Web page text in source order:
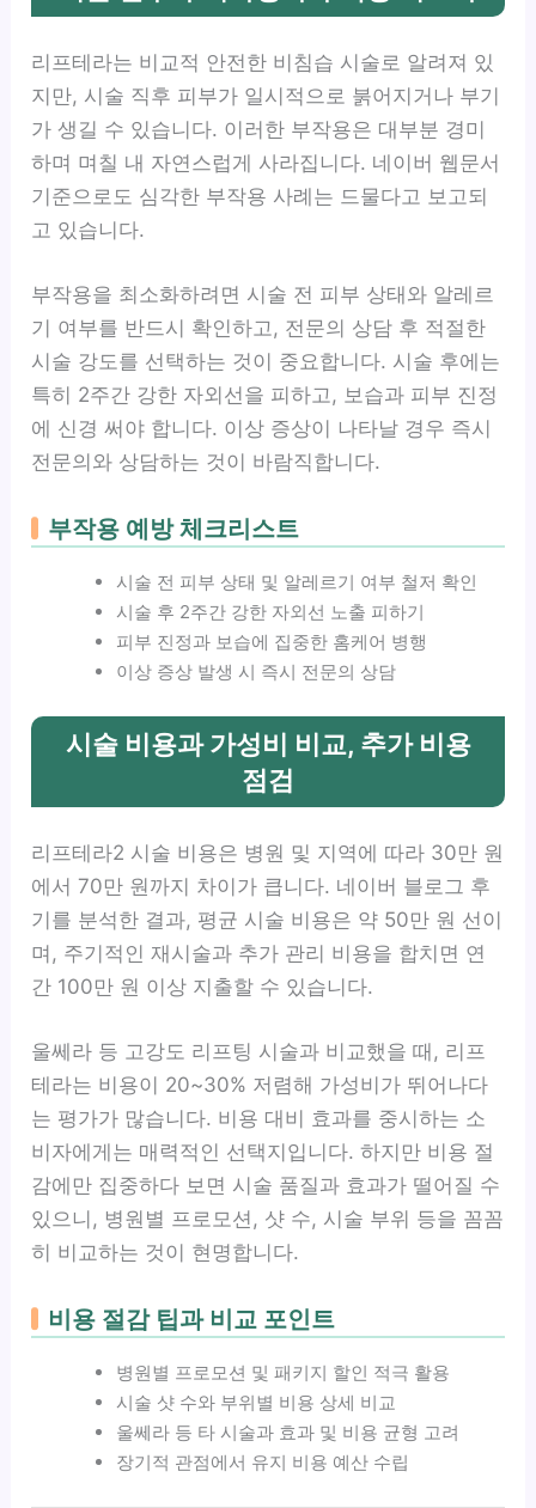
리프테라는 비교적 안전한 비침습 시술로 알려져 있
지만, 시술 직후 피부가 일시적으로 붉어지거나 부기
가 생길 수 있습니다. 이러한 부작용은 대부분 경미
하며 며칠 내 자연스럽게 사라집니다. 네이버 웹문서
기준으로도 심각한 부작용 사례는 드물다고 보고되
고 있습니다.
부작용을 최소화하려면 시술 전 피부 상태와 알레르
기 여부를 반드시 확인하고, 전문의 상담 후 적절한
시술 강도를 선택하는 것이 중요합니다. 시술 후에는
특히 2주간 강한 자외선을 피하고, 보습과 피부 진정
에 신경 써야 합니다. 이상 증상이 나타날 경우 즉시
전문의와 상담하는 것이 바람직합니다.
부작용 예방 체크리스트
시술 전 피부 상태 및 알레르기 여부 철저 확인
시술 후 2주간 강한 자외선 노출 피하기
피부 진정과 보습에 집중한 홈케어 병행
이상 증상 발생 시 즉시 전문의 상담
시술 비용과 가성비 비교, 추가 비용
점검
리프테라2 시술 비용은 병원 및 지역에 따라 30만 원
에서 70만 원까지 차이가 큽니다. 네이버 블로그 후
기를 분석한 결과, 평균 시술 비용은 약 50만 원 선이
며, 주기적인 재시술과 추가 관리 비용을 합치면 연
간 100만 원 이상 지출할 수 있습니다.
울쎄라 등 고강도 리프팅 시술과 비교했을 때, 리프
테라는 비용이 20~30% 저렴해 가성비가 뛰어나다
는 평가가 많습니다. 비용 대비 효과를 중시하는 소
비자에게는 매력적인 선택지입니다. 하지만 비용 절
감에만 집중하다 보면 시술 품질과 효과가 떨어질 수
있으니, 병원별 프로모션, 샷 수, 시술 부위 등을 꼼꼼
히 비교하는 것이 현명합니다.
비용 절감 팁과 비교 포인트
병원별 프로모션 및 패키지 할인 적극 활용
시술 샷 수와 부위별 비용 상세 비교
울쎄라 등 타 시술과 효과 및 비용 균형 고려
장기적 관점에서 유지 비용 예산 수립